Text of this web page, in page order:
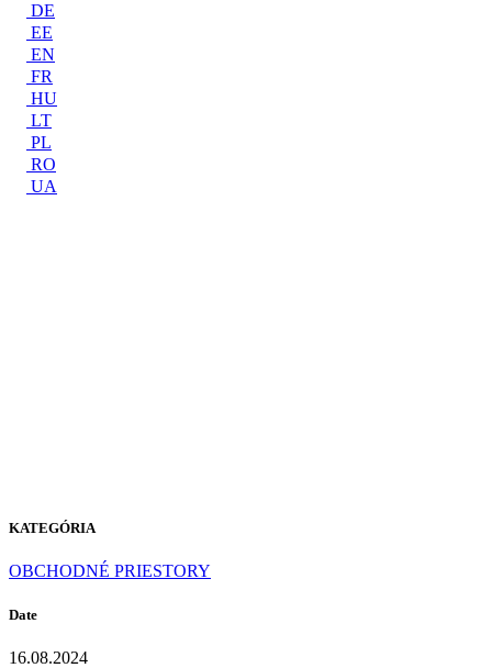
DE
EE
EN
FR
HU
LT
PL
RO
UA
KATEGÓRIA
OBCHODNÉ PRIESTORY
Date
16.08.2024